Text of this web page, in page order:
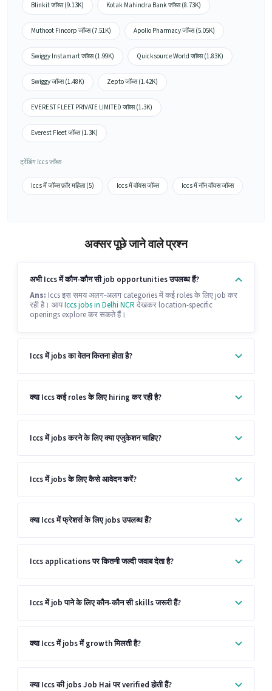
Blinkit जॉब्स (9.13K) Kotak Mahindra Bank जॉब्स (8.73K)
Muthoot Fincorp जॉब्स (7.51K) Apollo Pharmacy जॉब्स (5.05K)
Swiggy Instamart जॉब्स (1.99K) Quicksource World जॉब्स (1.83K)
Swiggy जॉब्स (1.48K) Zepto जॉब्स (1.42K)
EVEREST FLEET PRIVATE LIMITED जॉब्स (1.3K)
Everest Fleet जॉब्स (1.3K)
ट्रेंडिंग Iccs जॉब्स
Iccs में जॉब्स फ़ॉर महिला (5) Iccs में वॉयस जॉब्स Iccs में नॉन वॉयस जॉब्स
अक्सर पूछे जाने वाले प्रश्न
अभी Iccs में कौन-कौन सी job opportunities उपलब्ध हैं?
Ans: Iccs इस समय अलग-अलग categories में कई roles के लिए job कर
रही है। आपIccs jobs in Delhi NCR देखकर location-specific
openings explore कर सकते हैं।
Iccs में jobs का वेतन कितना होता है?
क्या Iccs कई roles के लिए hiring कर रही है?
Iccs में jobs करने के लिए क्या एजुकेशन चाहिए?
Iccs में jobs के लिए कैसे आवेदन करें?
क्या Iccs में फ्रेशर्स के लिए jobs उपलब्ध हैं?
Iccs applications पर कितनी जल्दी जवाब देता है?
Iccs में job पाने के लिए कौन-कौन सी skills जरूरी हैं?
क्या Iccs में jobs में growth मिलती है?
क्या Iccs की jobs Job Hai पर verified होती हैं?